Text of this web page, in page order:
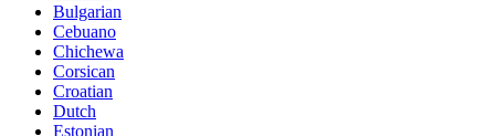
Bulgarian
Cebuano
Chichewa
Corsican
Croatian
Dutch
Estonian